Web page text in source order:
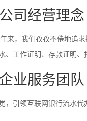
公司经营理念
，我们孜孜不倦地
工作证明、存款证明、
企业服务团队
引领互联网银行流水